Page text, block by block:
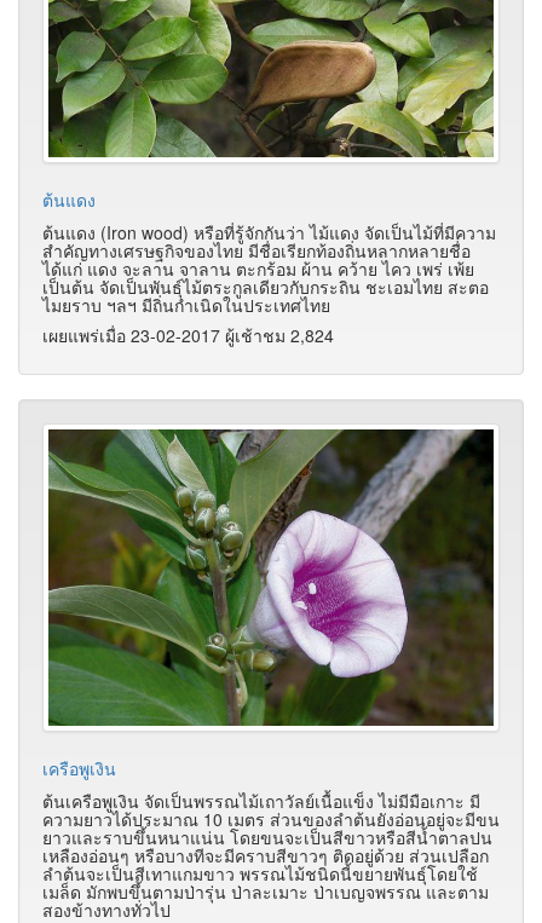
ต้นแดง
ต้นแดง (Iron wood) หรือที่รู้จักกันว่า ไม้แดง จัดเป็นไม้ที่มีความ
สำคัญทางเศรษฐกิจของไทย มีชื่อเรียกท้องถิ่นหลากหลายชื่อ
ได้แก่ แดง จะลาน จาลาน ตะกร้อม ผ้าน คว้าย ไคว เพร่ เพ้ย
เป็นต้น จัดเป็นพันธุ์ไม้ตระกูลเดียวกับกระถิน ชะเอมไทย สะตอ
ไมยราบ ฯลฯ มีถิ่นกำเนิดในประเทศไทย
เผยแพร่เมื่อ 23-02-2017 ผู้เช้าชม 2,824
เครือพูเงิน
ต้นเครือพูเงิน จัดเป็นพรรณไม้เถาวัลย์เนื้อแข็ง ไม่มีมือเกาะ มี
ความยาวได้ประมาณ 10 เมตร ส่วนของลำต้นยังอ่อนอยู่จะมีขน
ยาวและราบขึ้นหนาแน่น โดยขนจะเป็นสีขาวหรือสีน้ำตาลปน
เหลืองอ่อนๆ หรือบางทีจะมีคราบสีขาวๆ ติดอยู่ด้วย ส่วนเปลือก
ลำต้นจะเป็นสีเทาแกมขาว พรรณไม้ชนิดนี้ขยายพันธุ์โดยใช้
เมล็ด มักพบขึ้นตามป่ารุ่น ป่าละเมาะ ป่าเบญจพรรณ และตาม
สองข้างทางทั่วไป